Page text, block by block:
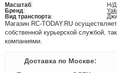
Масштаб:
Н/Д
Бренд:
Вид транспорта:
Магазин RC-TODAY.RU
собственной курьерской службой,
компаниями.
Доставка по Москве: